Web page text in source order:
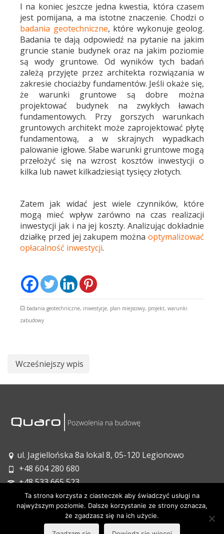
I na koniec jeszcze jedna kwestia, która czasem
jest pomijana, a ma istotne znaczenie. Chodzi o
badania geotechniczne, które wykonuje geolog.
Badania te dają odpowiedź na pytanie na jakim
gruncie stanie budynek oraz na jakim poziomie
są wody gruntowe. Od wyników tych badań
zależą przyjęte przez architekta rozwiązania w
zakresie chociażby fundamentów. Jeśli okaże się,
że warunki gruntowe są dobre można
projektować budynek na zwykłych ławach
fundamentowych. Przy gorszych warunkach
gruntowych architekt może zaprojektować płytę
fundamentową, a w skrajnych wypadkach
palowanie igłowe. Słabe warunki gruntowe mogą
przełożyć się na wzrost kosztów inwestycji o
kilka lub nawet kilkadziesiąt tysięcy złotych.
Zatem jak widać jest wiele czynników, które
mogą mieć wpływ zarówno na czas realizacji
inwestycji jak i na jej koszty. Analizując dokładnie
działkę przed jej zakupem można optymalizować
opłacalność inwestycji.
badania geotechniczne, inwestycje, plan miejscowy, projekt, warunki
zabudowy
Wcześniejszy wpis
ul. Jagiellońska 8a lokal 8, 05-120 Legionowo
+48 604 280 680
+48 533 665 523
biuro@quaro.pl
kontakt polityka prywatności
Ta strona korzysta z ciasteczek aby świadczyć usługi na
najwyższym poziomie. Dalsze korzystanie ze strony oznacza,
że zgadzasz się na ich użycie.